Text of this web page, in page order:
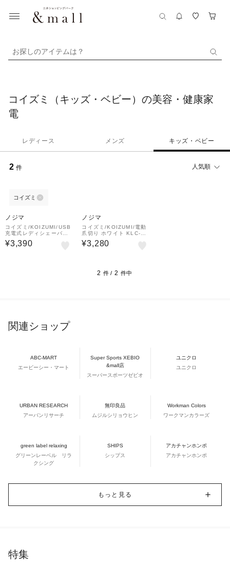
お探しのアイテムは？
コイズミ（キッズ・ベビー）の美容・健康家
電
レディース メンズ キッズ・ベビー
2 件 人気順
コイズミ
ノジマ
コイズミ/KOIZUMI/USB
充電式レディシェーバー/
KLC0621W
¥3,390
ノジマ
コイズミ/KOIZUMI/電動
爪切り ホワイト KLC-05
90-W
¥3,280
2 件 / 2 件中
関連ショップ
ABC-MART
エービーシー・マート
Super Sports XEBIO
&mall店
スーパースポーツゼビオ
ユニクロ
ユニクロ
URBAN RESEARCH
アーバンリサーチ
無印良品
ムジルシリョウヒン
Workman Colors
ワークマンカラーズ
green label relaxing
グリーンレーベル リラ
クシング
SHIPS
シップス
アカチャンホンポ
アカチャンホンポ
もっと見る
特集